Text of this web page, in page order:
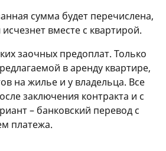
сумма будет перечислена,
вместе с квартирой.
заочных предоплат. Только
в аренду квартире,
на жилье и у владельца. Все
заключения контракта и с
– банковский перевод с
платежа.